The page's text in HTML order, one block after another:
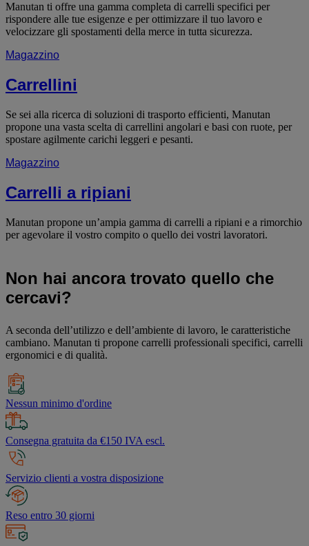
Manutan ti offre una gamma completa di carrelli specifici per
rispondere alle tue esigenze e per ottimizzare il tuo lavoro e
velocizzare gli spostamenti della merce in tutta sicurezza.
Magazzino
Carrellini
Se sei alla ricerca di soluzioni di trasporto efficienti, Manutan
propone una vasta scelta di carrellini angolari e basi con ruote, per
spostare agilmente carichi leggeri e pesanti.
Magazzino
Carrelli a ripiani
Manutan propone un’ampia gamma di carrelli a ripiani e a rimorchio
per agevolare il vostro compito o quello dei vostri lavoratori.
Non hai ancora trovato quello che
cercavi?
A seconda dell’utilizzo e dell’ambiente di lavoro, le caratteristiche
cambiano. Manutan ti propone carrelli professionali specifici, carrelli
ergonomici e di qualità.
Nessun minimo d'ordine
Consegna gratuita da €150 IVA escl.
Servizio clienti a vostra disposizione
Reso entro 30 giorni